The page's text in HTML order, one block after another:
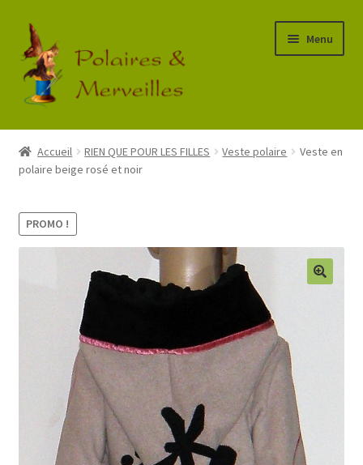
Aller
à
la
navigation
Aller
au
contenu
Menu
Accueil
Boutique
Commande
Accueil RIEN QUE POUR LES FILLES Veste polaire
Veste en
polaire beige rosé et noir
PROMO !